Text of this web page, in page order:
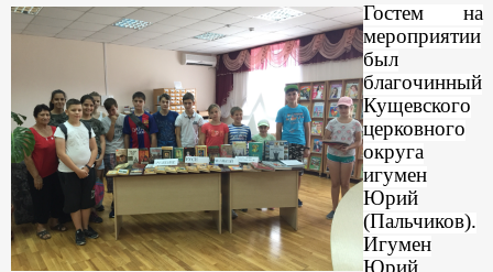
Гостем на
мероприятии
был
благочинный
Кущевского
церковного
округа
игумен
Юрий
(Пальчиков).
Игумен
Юрий